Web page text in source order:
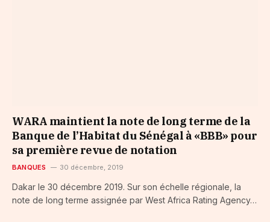
WARA maintient la note de long terme de la
Banque de l’Habitat du Sénégal à «BBB» pour
sa première revue de notation
BANQUES 30 décembre, 2019
Dakar le 30 décembre 2019. Sur son échelle régionale, la
note de long terme assignée par West Africa Rating Agency…